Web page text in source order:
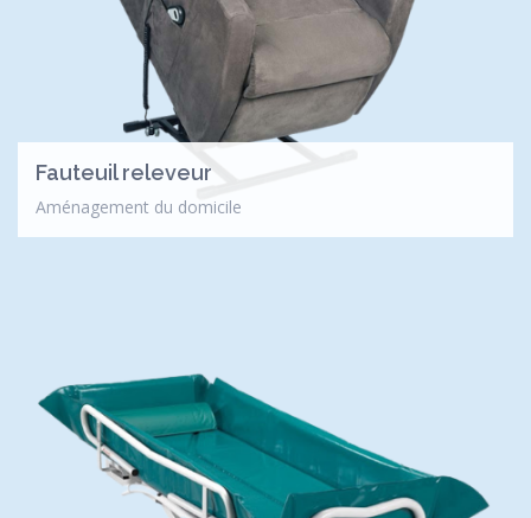
Fauteuil releveur
Aménagement du domicile